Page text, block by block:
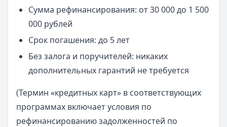
Сумма рефинансирования: от 30 000 до 1 500
000 рублей
Срок погашения: до 5 лет
Без залога и поручителей: никаких
дополнительных гарантий не требуется
(Термин «кредитных карт» в соответствующих
программах включает условия по
рефинансированию задолженностей по